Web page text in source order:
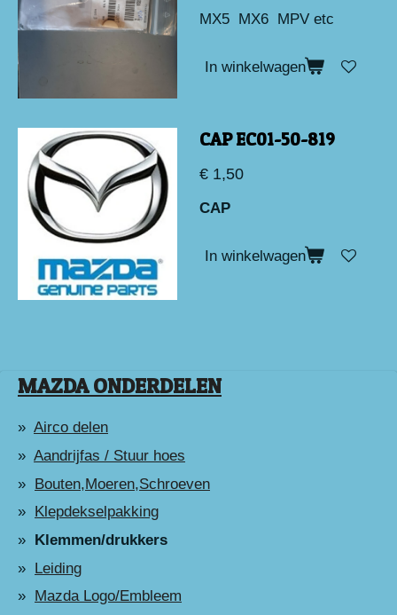
MX5 MX6 MPV etc
In winkelwagen
CAP EC01-50-819
€ 1,50
CAP
In winkelwagen
MAZDA ONDERDELEN
Airco delen
Aandrijfas / Stuur hoes
Bouten,Moeren,Schroeven
Klepdekselpakking
Klemmen/drukkers
Leiding
Mazda Logo/Embleem